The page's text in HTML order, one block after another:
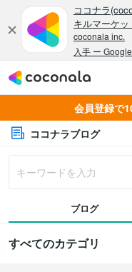
会員登録で
ココナラブログ
ブログ
すべてのカテゴリ